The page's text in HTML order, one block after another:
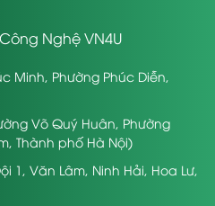
Nghệ VN4U
Minh, Phường Phúc Diễn,
Võ Quý Huân, Phường
Thành phố Hà Nội)
1, Văn Lâm, Ninh Hải, Hoa Lư,